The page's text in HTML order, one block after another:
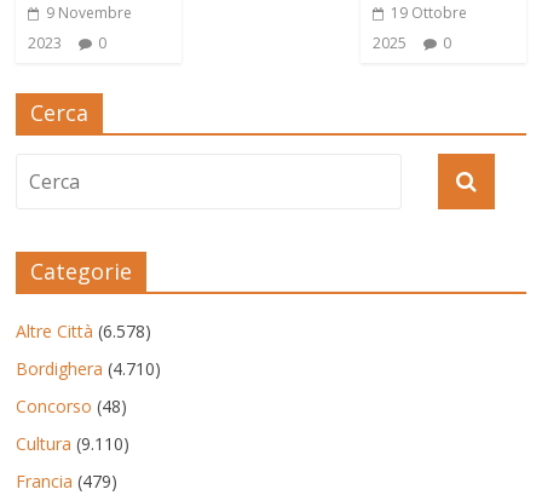
9 Novembre
2023
0
19 Ottobre
2025
0
Cerca
Categorie
Altre Città (6.578)
Bordighera (4.710)
Concorso (48)
Cultura (9.110)
Francia (479)